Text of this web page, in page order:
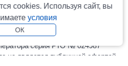
«Русь» - официальный сайт
серия РТО № 024987
не является публичной офертой.
cookies. Используя сайт, вы
условия
ОК